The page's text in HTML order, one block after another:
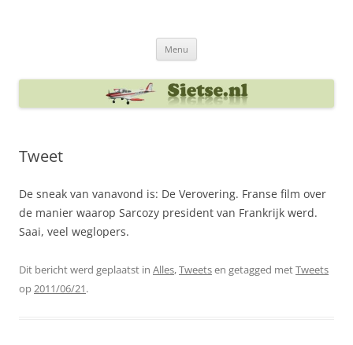
Menu
Tweet
De sneak van vanavond is: De Verovering. Franse film over
de manier waarop Sarcozy president van Frankrijk werd.
Saai, veel weglopers.
Dit bericht werd geplaatst in Alles,Tweetsen getagged metTweets
op2011/06/21.